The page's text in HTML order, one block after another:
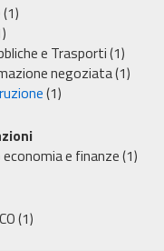
(1)
e Trasporti(1)
negoziata(1)
(1)
e finanze(1)
(1)